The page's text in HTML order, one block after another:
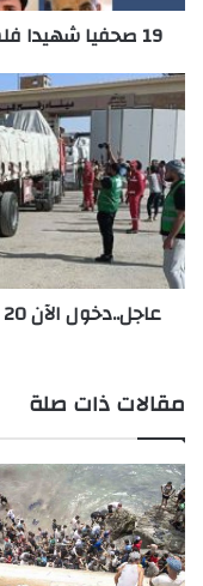
19 صحفيا شهيدا فلسطينيا استهدفتهم صواريخ اسرائيل
عاجل..دخول
الآن
20
شاحنة
من
المساعدات
الانسانية
عبر
معبر
مقالات ذات صلة